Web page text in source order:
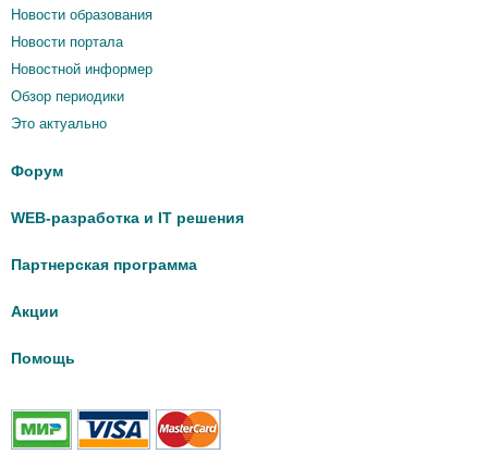
Новости образования
Новости портала
Новостной информер
Обзор периодики
Это актуально
Форум
WEB-разработка и IT решения
Партнерская программа
Акции
Помощь